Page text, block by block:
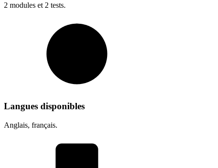
2 modules et 2 tests.
Langues disponibles
Anglais, français.